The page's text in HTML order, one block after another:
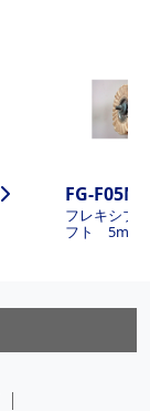
FG-F05M
フレキシブ
フト 5m